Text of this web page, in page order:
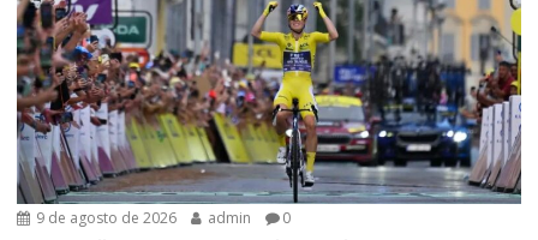
9 de agosto de 2026 admin 0